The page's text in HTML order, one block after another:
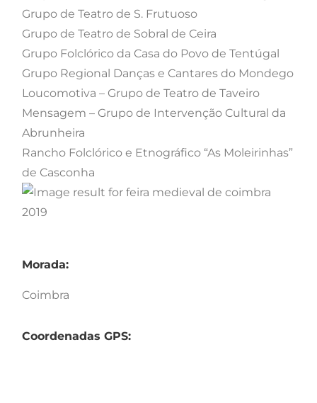
Grupo de Teatro de S. Frutuoso
Grupo de Teatro de Sobral de Ceira
Grupo Folclórico da Casa do Povo de Tentúgal
Grupo Regional Danças e Cantares do Mondego
Loucomotiva – Grupo de Teatro de Taveiro
Mensagem – Grupo de Intervenção Cultural da
Abrunheira
Rancho Folclórico e Etnográfico “As Moleirinhas”
de Casconha
Morada:
Coimbra
Coordenadas GPS: